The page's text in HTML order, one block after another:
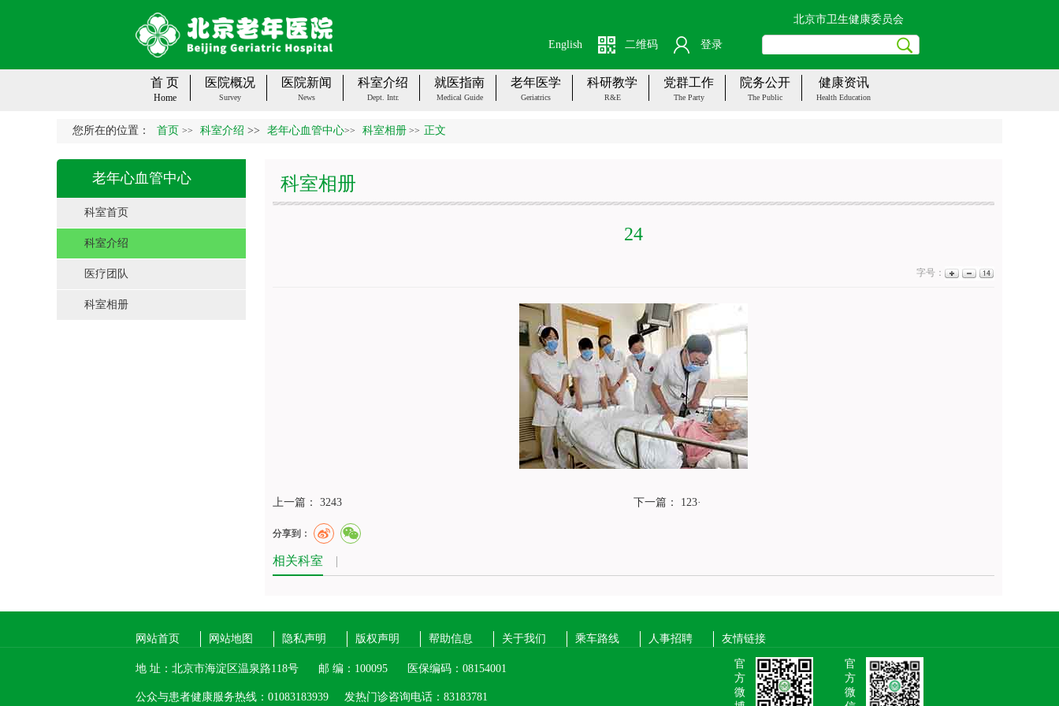
北京市卫生健康委员会
二维码 登录
English
首 页
Home
医院概况
Survey
医院新闻
News
科室介绍
Dept. Intr.
就医指南
Medical Guide
老年医学
Geriatrics
科研教学
R&E
党群工作
The Party
院务公开
The Public
健康资讯
Health Education
您所在的位置： 首页 >> 科室介绍 >> 老年心血管中心>> 科室相册 >> 正文
老年心血管中心
科室首页
科室介绍
医疗团队
科室相册
科室相册
24
字号：
上一篇： 3243 下一篇： 123·
分享到：
相关科室 |
网站首页 网站地图 隐私声明 版权声明 帮助信息 关于我们 乘车路线 人事招聘 友情链接
地 址：北京市海淀区温泉路118号 邮 编：100095 医保编码：08154001
公众与患者健康服务热线：01083183939 发热门诊咨询电话：83183781
官
方
微
官
方
微